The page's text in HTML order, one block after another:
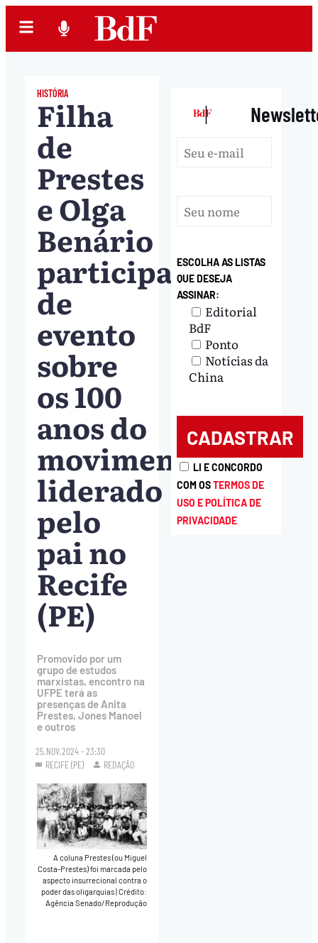
HISTÓRIA
Filha
de
Prestes
e Olga
Benário
participa
de
evento
sobre
os 100
anos do
movimento
liderado
pelo
pai no
Recife
(PE)
Promovido por um
grupo de estudos
marxistas, encontro na
UFPE terá as
presenças de Anita
Prestes, Jones Manoel
e outros
25.NOV.2024 - 23:30
RECIFE (PE)
REDAÇÃO
A coluna Prestes (ou Miguel
Costa-Prestes) foi marcada pelo
aspecto insurrecional contra o
poder das oligarquias|Crédito:
Agência Senado/Reprodução
|
ESCOLHA AS LISTAS
QUE DESEJA
ASSINAR:
Editorial
BdF
Ponto
Notícias da
China
LI E CONCORDO
COM OSTERMOS DE
USO E POLÍTICA DE
PRIVACIDADE